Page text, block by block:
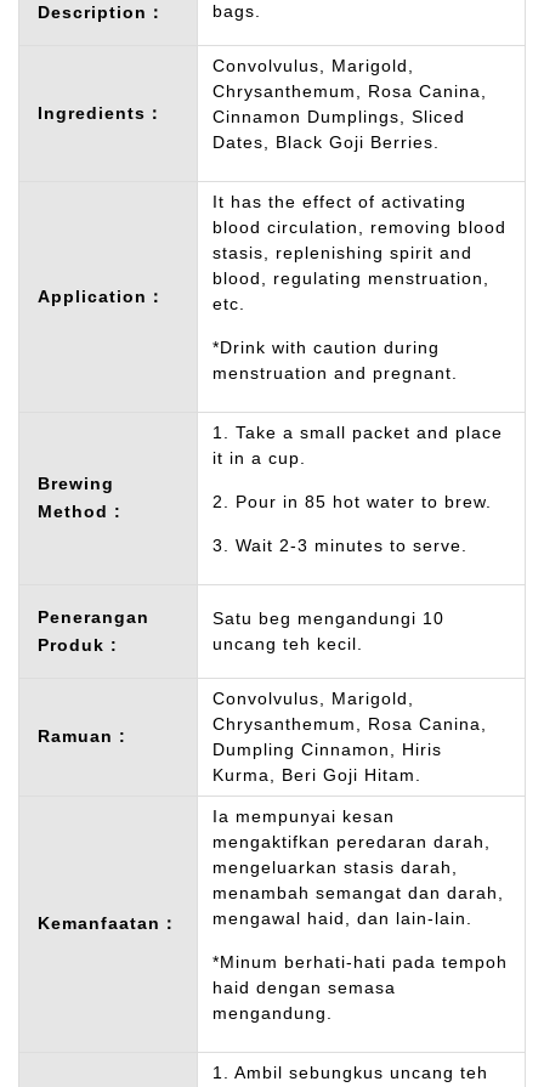
Description：
bags.
Ingredients：
Convolvulus, Marigold,
Chrysanthemum, Rosa Canina,
Cinnamon Dumplings, Sliced
Dates, Black Goji Berries.
Application：
It has the effect of activating
blood circulation, removing blood
stasis, replenishing spirit and
blood, regulating menstruation,
etc.
*Drink with caution during
menstruation and pregnant.
Brewing
Method :
1. Take a small packet and place
it in a cup.
2. Pour in 85 hot water to brew.
3. Wait 2-3 minutes to serve.
Penerangan
Produk :
Satu beg mengandungi 10
uncang teh kecil.
Ramuan :
Convolvulus, Marigold,
Chrysanthemum, Rosa Canina,
Dumpling Cinnamon, Hiris
Kurma, Beri Goji Hitam.
Kemanfaatan：
Ia mempunyai kesan
mengaktifkan peredaran darah,
mengeluarkan stasis darah,
menambah semangat dan darah,
mengawal haid, dan lain-lain.
*Minum berhati-hati pada tempoh
haid dengan semasa
mengandung.
1. Ambil sebungkus uncang teh